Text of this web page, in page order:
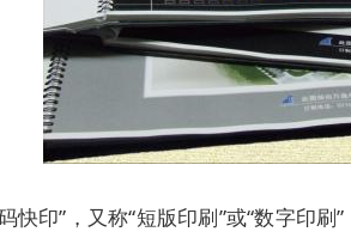
快印”，又称“短版印刷”或“数字印